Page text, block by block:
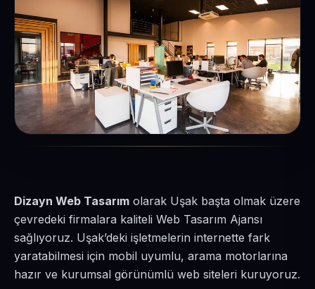
Dizayn Web Tasarım olarak Uşak başta olmak üzere
çevredeki firmalara kaliteli Web Tasarım Ajansı
sağlıyoruz. Uşak’deki işletmelerin internette fark
yaratabilmesi için mobil uyumlu, arama motorlarına
hazır ve kurumsal görünümlü web siteleri kuruyoruz.